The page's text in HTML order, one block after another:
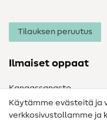
Tilauksen peruutus
Ilmaiset oppaat
Kangassanasto
Ompelusanasto
Käytämme evästeitä ja
verkkosivustollamme ja